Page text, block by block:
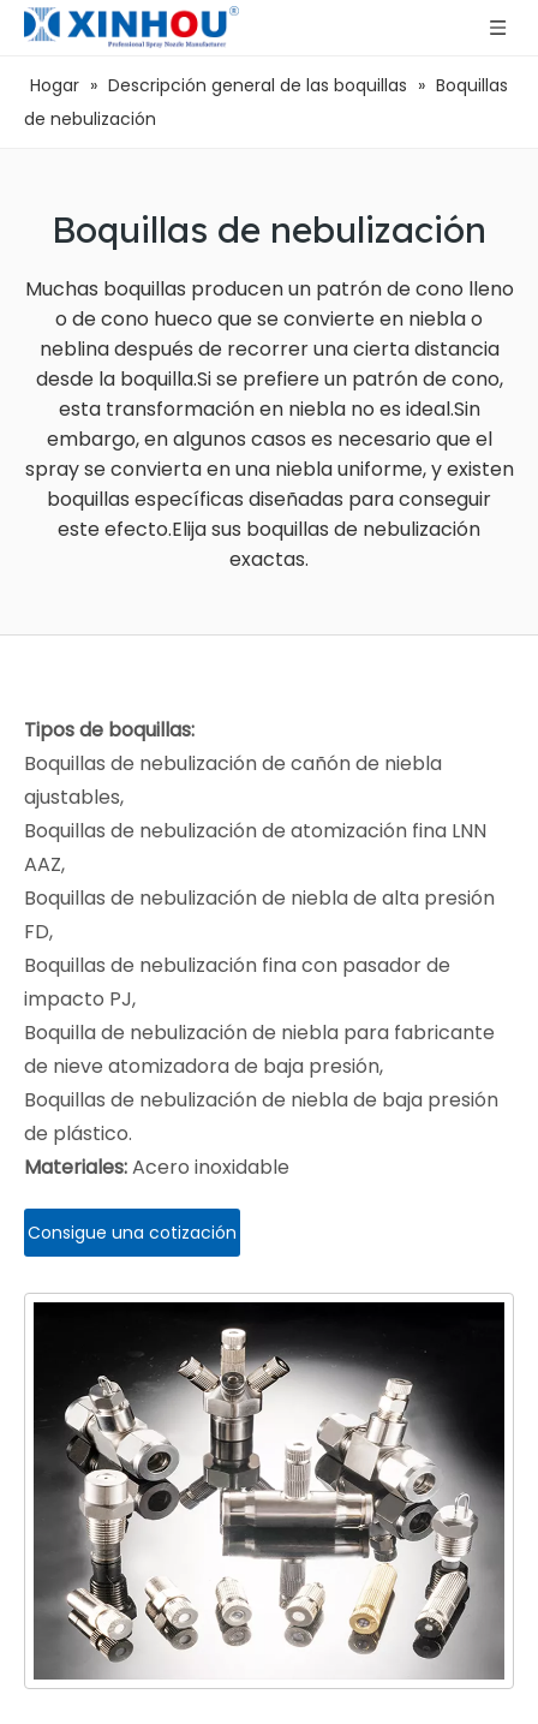
Hogar » Descripción general de las boquillas » Boquillas
de nebulización
Boquillas de nebulización
Muchas boquillas producen un patrón de cono lleno
o de cono hueco que se convierte en niebla o
neblina después de recorrer una cierta distancia
desde la boquilla.Si se prefiere un patrón de cono,
esta transformación en niebla no es ideal.Sin
embargo, en algunos casos es necesario que el
spray se convierta en una niebla uniforme, y existen
boquillas específicas diseñadas para conseguir
este efecto.Elija sus boquillas de nebulización
exactas.
Tipos de boquillas:
Boquillas de nebulización de cañón de niebla
ajustables,
Boquillas de nebulización de atomización fina LNN
AAZ,
Boquillas de nebulización de niebla de alta presión
FD,
Boquillas de nebulización fina con pasador de
impacto PJ,
Boquilla de nebulización de niebla para fabricante
de nieve atomizadora de baja presión,
Boquillas de nebulización de niebla de baja presión
de plástico.
Materiales:Acero inoxidable
Consigue una cotización